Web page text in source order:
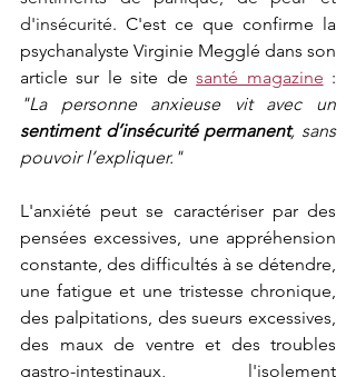
d'insécurité. C'est ce que confirme la
psychanalyste Virginie Megglé dans son
article sur le site de santé magazine
"
sentiment d’insécurité permanent, sans
pouvoir l’expliquer."
L'anxiété peut se caractériser par des
pensées excessives, une appréhension
constante, des difficultés à se détendre,
une fatigue et une tristesse chronique,
des palpitations, des sueurs excessives,
des maux de ventre et des troubles
gastro-intestinaux, l'isolement